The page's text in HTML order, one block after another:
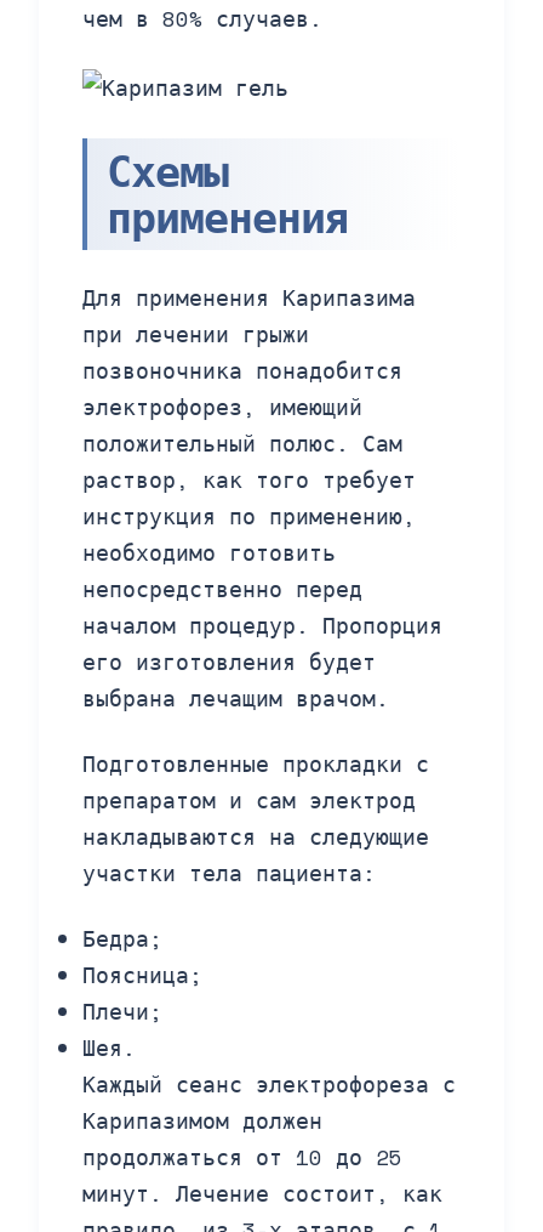
чем в 80% случаев.
Схемы
применения
Для применения Карипазима
при лечении грыжи
позвоночника понадобится
электрофорез, имеющий
положительный полюс. Сам
раствор, как того требует
инструкция по применению,
необходимо готовить
непосредственно перед
началом процедур. Пропорция
его изготовления будет
выбрана лечащим врачом.
Подготовленные прокладки с
препаратом и сам электрод
накладываются на следующие
участки тела пациента:
Бедра;
Поясница;
Плечи;
Шея.
Каждый сеанс электрофореза с
Карипазимом должен
продолжаться от 10 до 25
минут. Лечение состоит, как